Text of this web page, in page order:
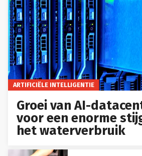
ARTIFICIËLE INTELLIGENTIE
Groei van AI-
voor een enorme
het waterverbruik